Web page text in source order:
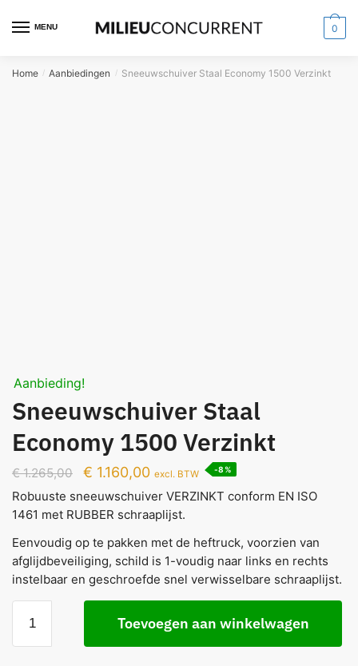
MENU 0
Home / Aanbiedingen / Sneeuwschuiver Staal Economy 1500 Verzinkt
Aanbieding!
Sneeuwschuiver Staal
Economy 1500 Verzinkt
€1.265,00 € 1.160,00 excl. BTW -8%
Robuuste sneeuwschuiver VERZINKT conform EN ISO
1461 met RUBBER schraaplijst.
Eenvoudig op te pakken met de heftruck, voorzien van
afglijdbeveiliging, schild is 1-voudig naar links en rechts
instelbaar en geschroefde snel verwisselbare schraaplijst.
Toevoegen aan winkelwagen